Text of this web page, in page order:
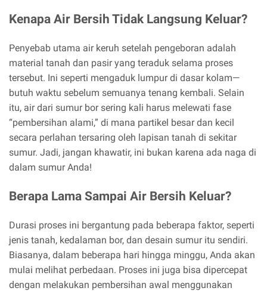
Kenapa Air Bersih Tidak Langsung Keluar?
Penyebab utama air keruh setelah pengeboran adalah
material tanah dan pasir yang teraduk selama proses
tersebut. Ini seperti mengaduk lumpur di dasar kolam—
butuh waktu sebelum semuanya tenang kembali. Selain
itu, air dari sumur bor sering kali harus melewati fase
“pembersihan alami,” di mana partikel besar dan kecil
secara perlahan tersaring oleh lapisan tanah di sekitar
sumur. Jadi, jangan khawatir, ini bukan karena ada naga di
dalam sumur Anda!
Berapa Lama Sampai Air Bersih Keluar?
Durasi proses ini bergantung pada beberapa faktor, seperti
jenis tanah, kedalaman bor, dan desain sumur itu sendiri.
Biasanya, dalam beberapa hari hingga minggu, Anda akan
mulai melihat perbedaan. Proses ini juga bisa dipercepat
dengan melakukan pembersihan awal menggunakan